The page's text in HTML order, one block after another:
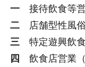
一 接待飲食等
二 店舗型性風
三 特定遊興飲
四 飲食店営業